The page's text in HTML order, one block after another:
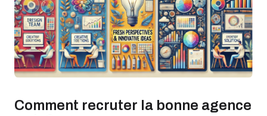
Comment recruter la bonne agence